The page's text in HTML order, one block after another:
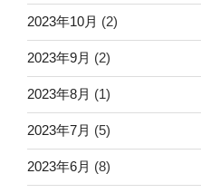
2023年10月 (2)
2023年9月 (2)
2023年8月 (1)
2023年7月 (5)
2023年6月 (8)